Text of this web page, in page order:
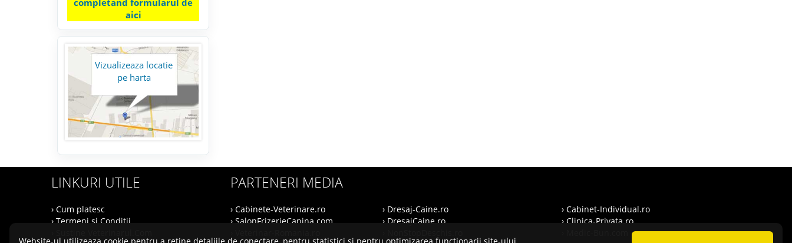
aici
Vizualizeaza locatie
pe harta
LINKURI UTILE
› Cum platesc
› Termeni si Conditii
PARTENERI MEDIA
› Cabinete-Veterinare.ro
› SalonFrizerieCanina.com
› Dresaj-Caine.ro
› DresajCaine.ro
› Cabinet-Individual.ro
› Clinica-Privata.ro
Website-ul utilizeaza cookie pentru a retine detaliile de conectare, pentru statistici si pentru optimizarea functionarii site-ului.